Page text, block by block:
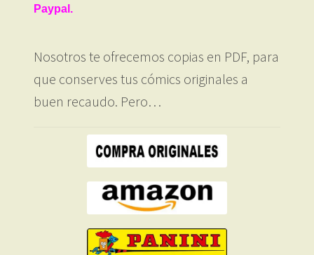
Paypal.
Nosotros te ofrecemos copias en PDF, para
que conserves tus cómics originales a
buen recaudo. Pero…